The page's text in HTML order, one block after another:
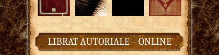
LIBRAT AUTORIALE – ONLINE